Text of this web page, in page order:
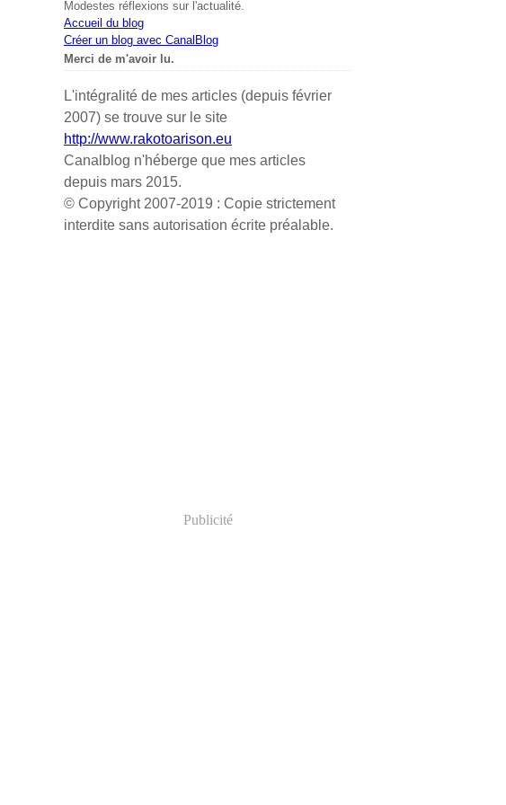
Modestes réflexions sur l'actualité.
Accueil du blog
Créer un blog avec CanalBlog
Merci de m'avoir lu.
L'intégralité de mes articles (depuis février
2007) se trouve sur le site
http://www.rakotoarison.eu
Canalblog n'héberge que mes articles
depuis mars 2015.
© Copyright 2007-2019 : Copie strictement
interdite sans autorisation écrite préalable.
Publicité